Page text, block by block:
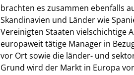
brachten es zusammen ebenfalls
Skandinavien und Länder wie
Vereinigten Staaten vielschichtige
europaweit tätige Manager in
vor Ort sowie die länder- und
Grund wird der Markt in Europa